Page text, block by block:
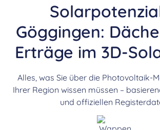
Göggingen:
Erträge im 3D-
Alles, was Sie über die Photovoltaik-
Ihrer Region wissen müssen –
und offiziellen